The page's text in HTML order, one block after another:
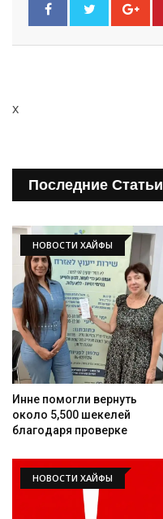
x
Последние Статьи
НОВОСТИ ХАЙФЫ
Инне помогли вернуть
около 5,500 шекелей
благодаря проверке
НОВОСТИ ХАЙФЫ